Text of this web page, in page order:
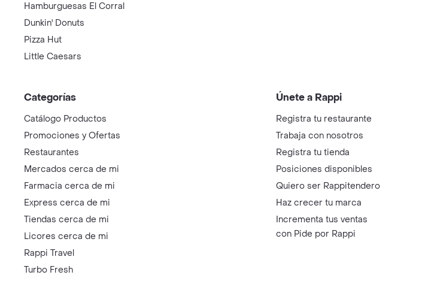
Hamburguesas El Corral
Dunkin' Donuts
Pizza Hut
Little Caesars
Categorías
Catálogo Productos
Promociones y Ofertas
Restaurantes
Mercados cerca de mi
Farmacia cerca de mi
Express cerca de mi
Tiendas cerca de mi
Licores cerca de mi
Rappi Travel
Turbo Fresh
Únete a Rappi
Registra tu restaurante
Trabaja con nosotros
Registra tu tienda
Posiciones disponibles
Quiero ser Rappitendero
Haz crecer tu marca
Incrementa tus ventas
con Pide por Rappi